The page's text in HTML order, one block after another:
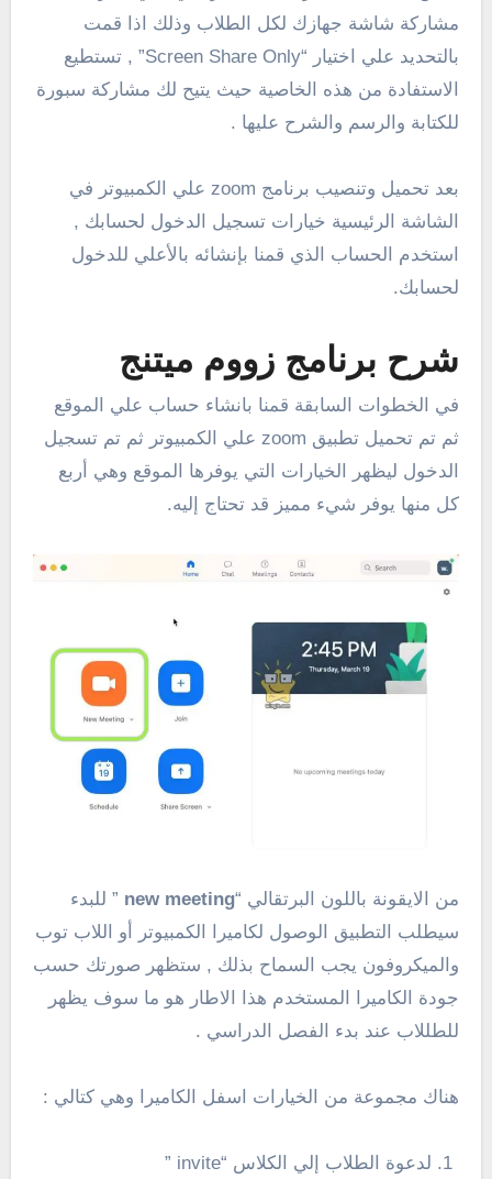
مشاركة شاشة جهازك لكل الطلاب وذلك اذا قمت
بالتحديد علي اختيار “Screen Share Only” , تستطيع
الاستفادة من هذه الخاصية حيث يتيح لك مشاركة سبورة
للكتابة والرسم والشرح عليها .
بعد تحميل وتنصيب برنامج zoom علي الكمبيوتر في
الشاشة الرئيسية خيارات تسجيل الدخول لحسابك ,
استخدم الحساب الذي قمنا بإنشائه بالأعلي للدخول
لحسابك.
شرح برنامج زووم ميتنج
في الخطوات السابقة قمنا بانشاء حساب علي الموقع
ثم تم تحميل تطبيق zoom علي الكمبيوتر ثم تم تسجيل
الدخول ليظهر الخيارات التي يوفرها الموقع وهي أربع
كل منها يوفر شيء مميز قد تحتاج إليه.
من الايقونة باللون البرتقالي “new meeting ” للبدء
سيطلب التطبيق الوصول لكاميرا الكمبيوتر أو اللاب توب
والميكروفون يجب السماح بذلك , ستظهر صورتك حسب
جودة الكاميرا المستخدم هذا الاطار هو ما سوف يظهر
للطللاب عند بدء الفصل الدراسي .
هناك مجموعة من الخيارات اسفل الكاميرا وهي كتالي :
لدعوة الطلاب إلي الكلاس “invite ”